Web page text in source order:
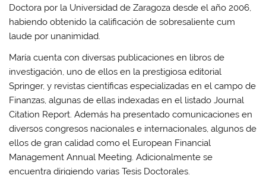
Doctora por la Universidad de Zaragoza desde el año 2006,
habiendo obtenido la calificación de sobresaliente cum
laude por unanimidad.
María cuenta con diversas publicaciones en libros de
investigación, uno de ellos en la prestigiosa editorial
Springer, y revistas científicas especializadas en el campo de
Finanzas, algunas de ellas indexadas en el listado Journal
Citation Report. Además ha presentado comunicaciones en
diversos congresos nacionales e internacionales, algunos de
ellos de gran calidad como el European Financial
Management Annual Meeting. Adicionalmente se
encuentra dirigiendo varias Tesis Doctorales.